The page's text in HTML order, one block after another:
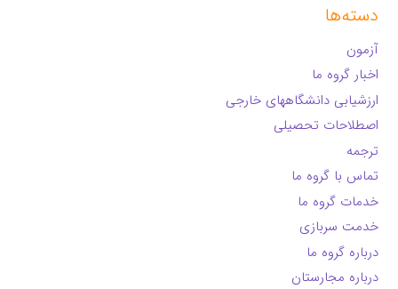
دسته‌ها
آزمون
اخبار گروه ما
ارزشیابی دانشگاههای خارجی
اصطلاحات تحصیلی
ترجمه
تماس با گروه ما
خدمات گروه ما
خدمت سربازی
درباره گروه ما
درباره مجارستان